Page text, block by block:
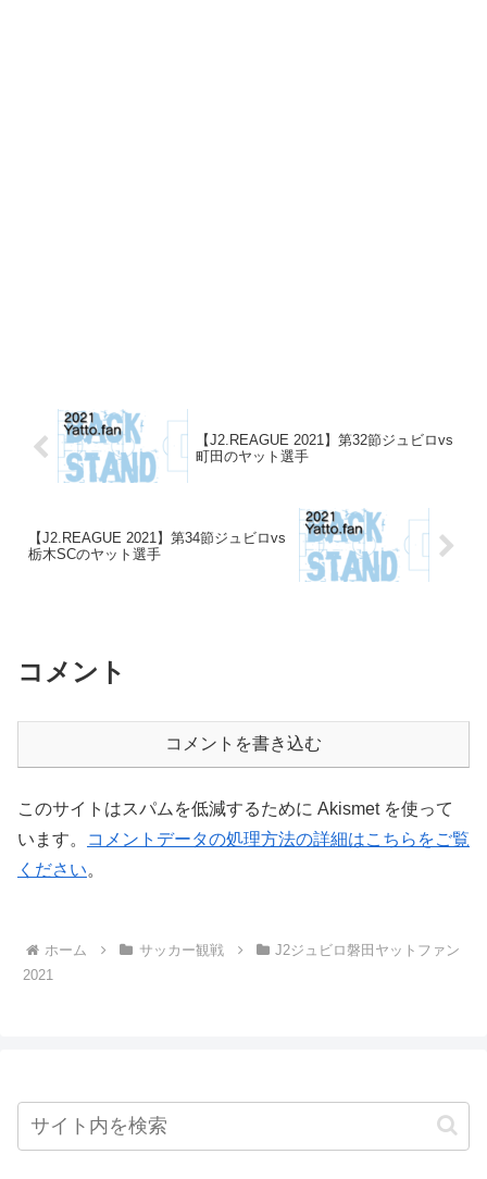
【J2.REAGUE 2021】第32節ジュビロvs
町田のヤット選手
【J2.REAGUE 2021】第34節ジュビロvs
栃木SCのヤット選手
コメント
コメントを書き込む
このサイトはスパムを低減するために Akismet を使って
います。
コメントデータの処理方法の詳細はこちらをご覧
ください。
ホーム サッカー観戦
J2ジュビロ磐田ヤットファン
2021